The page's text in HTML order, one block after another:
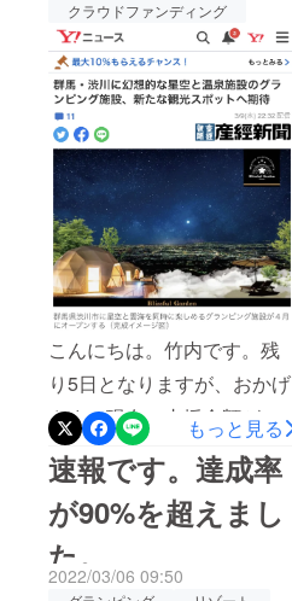
ケットもございます。
CAMPFIRE限定の割引チ
ケットは本日までとなって
おりますので、ご来店をご
検討の方は、本日中に是非
ご購入ください。工事も
着々と進んでおり、当施設
のスタッフも力を合わせな
がら、Blissful Gardenを
創っております。スタッフ
一同、当施設にご来店の皆
さまにお会いできることを
楽しみにしております。
クラウドファンディング
こんにちは。竹内です。残
り5日となりますが、おかげ
さまで現在、支援金額が
3,178,000円集まり、105%
を突破しました。100%を超
えてもどんどん支援金額が
集まっており、皆様からの
ご支援、大変感謝しており
もっと見る
速報です。達成率
が90%を超えまし
た。
2022/03/06 09:50